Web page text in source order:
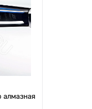
наличии
алмазная